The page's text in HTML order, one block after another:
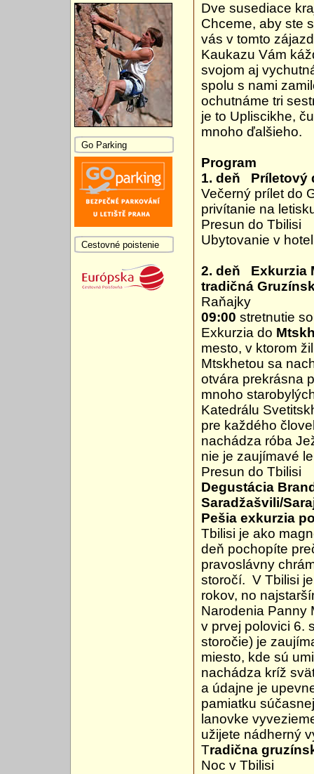
Dve susediace
Chceme, aby ste
vás v tomto
Kaukazu Vám
svojom aj
spolu s nami
ochutnáme tri
je to Upliscikhe,
mnoho ďalšieho.
Program
1. deň Príletový
Večerný prílet do
privítanie na
Presun do Tbilisi
Ubytovanie v
2. deň Exkurzia
tradičná
Raňajky
09:00 stretnutie
Exkurzia do
mesto, v ktorom
Mtskhetou sa
otvára prekrásna
mnoho
Katedrálu
pre každého
nachádza róba
nie je zaujímavé
Presun do Tbilisi
Degustácia
Saradžašvili/
Pešia exkurzia
Tbilisi je ako
deň pochopíte
pravoslávny
storočí. V Tbilisi
rokov, no
Narodenia Panny
v prvej polovici 6.
storočie) je
miesto, kde sú
nachádza kríž
a údajne je
pamiatku
lanovke
užijete nádherný
Tradična
Noc v Tbilisi
Go Parking
Cestovné poistenie